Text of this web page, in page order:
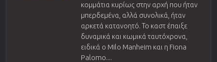
κομμάτια κυρίως στην αρχή που ήταν
μπερδεμένα, αλλά συνολικά, ήταν
αρκετά κατανοητό. Το καστ έπαιξε
δυναμικά και κωμικά ταυτόχρονα,
ειδικά ο Milo Manheim και η Fiona
Palomo....